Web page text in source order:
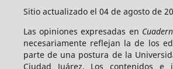
Sitio actualizado el 04 de agosto de
Las opiniones expresadas en
necesariamente reflejan la de los
parte de una postura de la
Ciudad Juárez. Los contenidos e